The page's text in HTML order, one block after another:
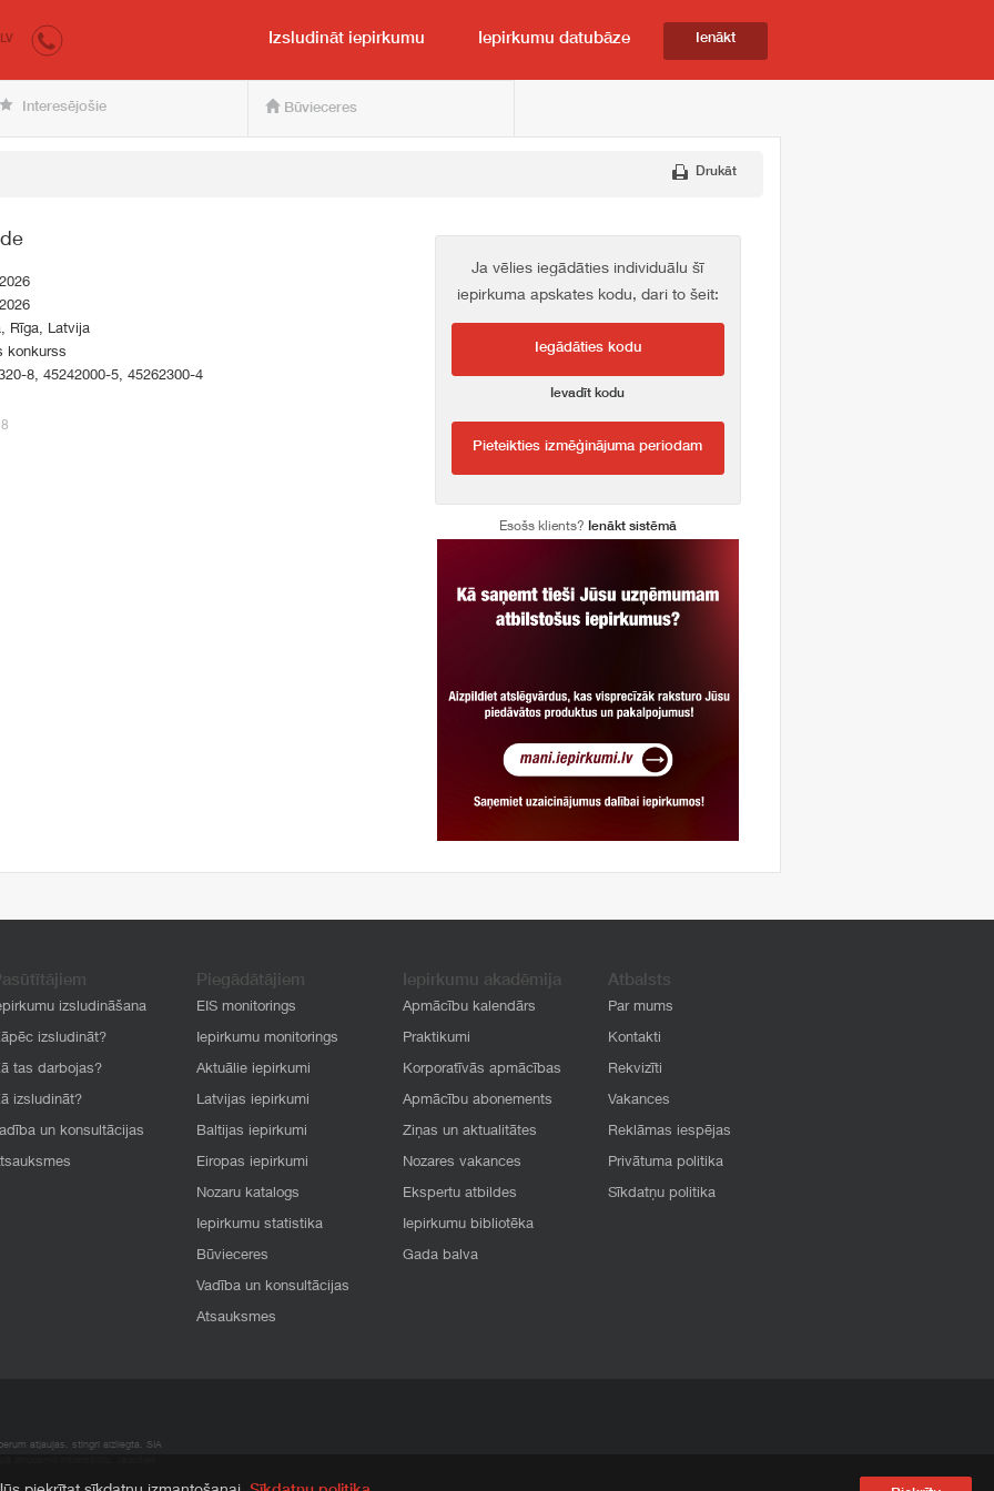
pircējam un pārdevējam
LV Izsludināt iepirkumu Iepirkumu datubāze Ienākt
Interesējošie Būvieceres
Drukāt
Rīga, Latvija
konkurss
8, 45242000-5, 45262300-4
Ja vēlies iegādāties individuālu šī
iepirkuma apskates kodu, dari to šeit:
Iegādāties kodu
Ievadīt kodu
Pieteikties izmēģinājuma periodam
Esošs klients? Ienākt sistēmā
izsludināšana
izsludināt?
tas darbojas?
izsludināt?
un konsultācijas
Piegādātājiem
EIS monitorings
Iepirkumu monitorings
Aktuālie iepirkumi
Latvijas iepirkumi
Baltijas iepirkumi
Eiropas iepirkumi
Nozaru katalogs
Iepirkumu statistika
Būvieceres
Vadība un konsultācijas
Atsauksmes
Iepirkumu akadēmija
Apmācību kalendārs
Praktikumi
Korporatīvās apmācības
Apmācību abonements
Ziņas un aktualitātes
Nozares vakances
Ekspertu atbildes
Iepirkumu bibliotēka
Gada balva
Atbalsts
Par mums
Kontakti
Rekvizīti
Vakances
Reklāmas iespējas
Privātuma politika
Sīkdatņu politika
atļaujas, stingri aizliegta. SIA